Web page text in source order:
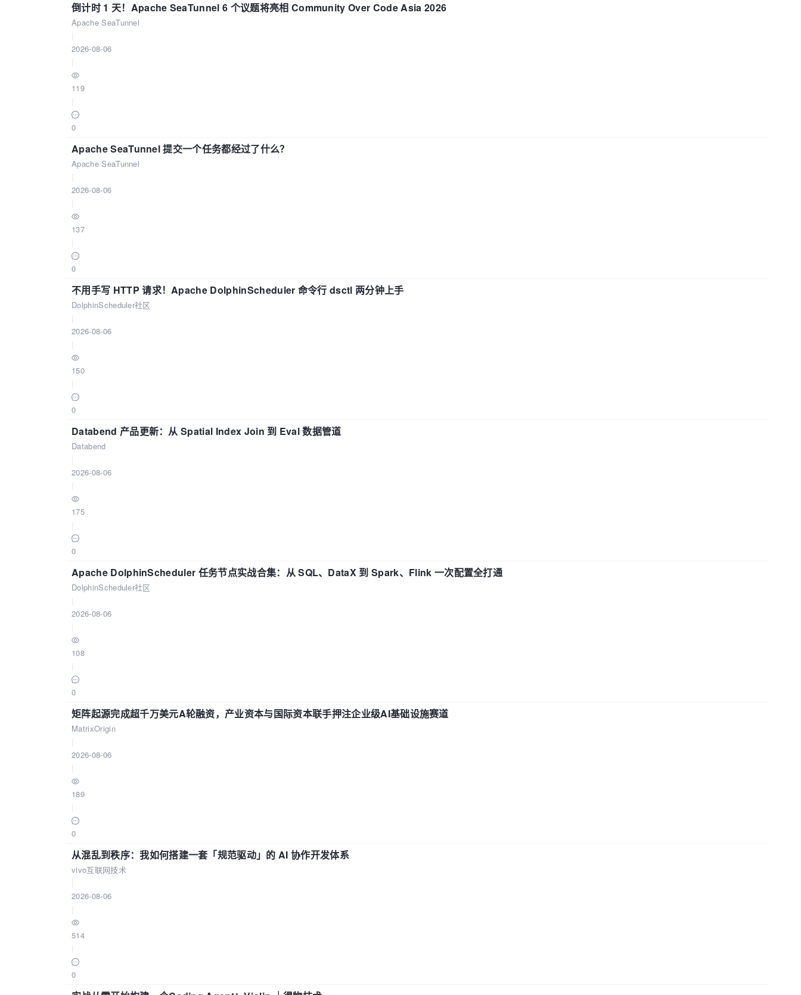
倒计时 1 天！Apache SeaTunnel 6 个议题将亮相 Community Over Code Asia 2026
Apache SeaTunnel
2026-08-06
119
0
Apache SeaTunnel 提交一个任务都经过了什么？
Apache SeaTunnel
2026-08-06
137
0
不用手写 HTTP 请求！Apache DolphinScheduler 命令行 dsctl 两分钟上手
DolphinScheduler社区
2026-08-06
150
0
Databend 产品更新：从 Spatial Index Join 到 Eval 数据管道
Databend
2026-08-06
175
0
Apache DolphinScheduler 任务节点实战合集：从 SQL、DataX 到 Spark、Flink 一次配置全打通
DolphinScheduler社区
2026-08-06
108
0
矩阵起源完成超千万美元A轮融资，产业资本与国际资本联手押注企业级AI基础设施赛道
MatrixOrigin
2026-08-06
189
0
从混乱到秩序：我如何搭建一套「规范驱动」的 AI 协作开发体系
vivo互联网技术
2026-08-06
514
0